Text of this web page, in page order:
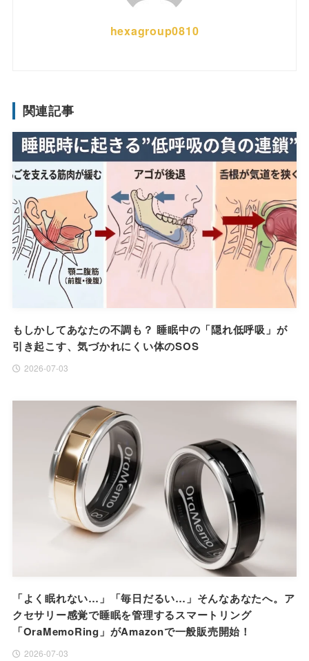
hexagroup0810
関連記事
もしかしてあなたの不調も？ 睡眠中の「隠れ低呼吸」が
引き起こす、気づかれにくい体のSOS
2026-07-03
「よく眠れない…」「毎日だるい…」そんなあなたへ。ア
クセサリー感覚で睡眠を管理するスマートリング
「OraMemoRing」がAmazonで一般販売開始！
2026-07-03